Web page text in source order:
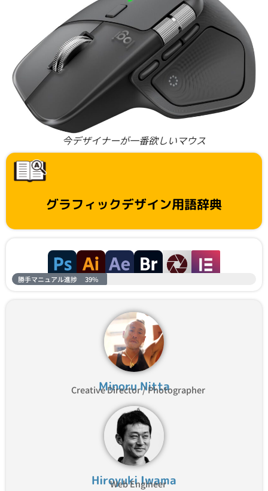
今デザイナーが一番欲しいマウス
グラフィックデザイン用語辞典
勝手マニュアル進捗 39%
Minoru Nitta
Creative Director / Photographer
Hiroyuki Iwama
Web Engineer